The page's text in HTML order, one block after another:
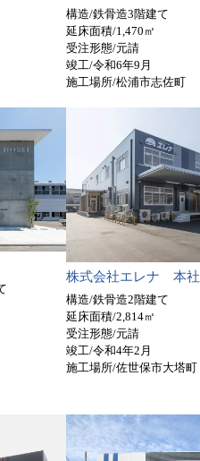
構造/鉄骨造3階建て
延床面積/1,470㎡
受注形態/元請
竣工/令和6年9月
施工場所/松浦市志佐町
株式会社エレナ 本社
構造/鉄骨造2階建て
延床面積/2,814㎡
受注形態/元請
竣工/令和4年2月
施工場所/佐世保市大塔町